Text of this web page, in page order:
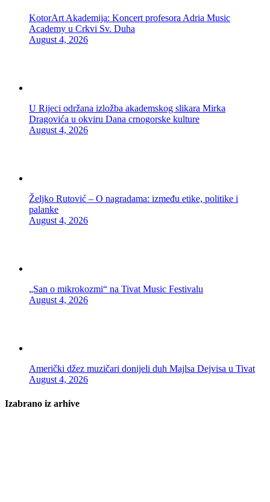
KotorArt Akademija: Koncert profesora Adria Music
Academy u Crkvi Sv. Duha
August 4, 2026
U Rijeci održana izložba akademskog slikara Mirka
Dragovića u okviru Dana crnogorske kulture
August 4, 2026
Željko Rutović – O nagradama: između etike, politike i
palanke
August 4, 2026
„San o mikrokozmi“ na Tivat Music Festivalu
August 4, 2026
Američki džez muzičari donijeli duh Majlsa Dejvisa u Tivat
August 4, 2026
Izabrano iz arhive